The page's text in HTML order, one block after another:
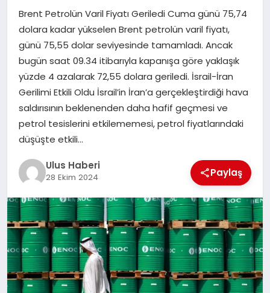
EĞITIM
MAGAZIN
YAŞAM
Brent Petrolün Varil Fiyatı Geriledi Cuma günü 75,74
dolara kadar yükselen Brent petrolün varil fiyatı,
günü 75,55 dolar seviyesinde tamamladı. Ancak
bugün saat 09.34 itibarıyla kapanışa göre yaklaşık
yüzde 4 azalarak 72,55 dolara geriledi. İsrail-İran
Gerilimi Etkili Oldu İsrail’in İran’a gerçekleştirdiği hava
saldırısının beklenenden daha hafif geçmesi ve
petrol tesislerini etkilememesi, petrol fiyatlarındaki
düşüşte etkili…
Ulus Haberi
28 Ekim 2024 Paylaş